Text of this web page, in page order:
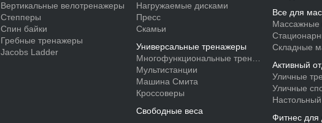
Вертикальные велотренажеры
Степперы
Спин байки
Гребные тренажеры
Jacobs Ladder
Нагружаемые дисками
Пресс
Скамьи
Универсальные тренажеры
Многофункциональные тренажеры
Мультистанции
Машина Смита
Кроссоверы
Свободные веса
Все для
Массажные
Складные
Активный
Уличные
Уличные
Фитнес для